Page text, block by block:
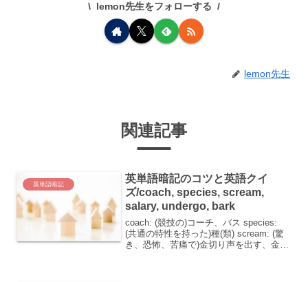
lemon先生をフォローする
lemon先生
関連記事
英単語暗記
英単語暗記のコツと英語クイ
ズ/coach, species, scream,
salary, undergo, bark
coach: (競技の)コーチ、バス species:
(共通の特性を持った)種(類) scream: (驚
き、恐怖、苦痛で)金切り声を出す、金切